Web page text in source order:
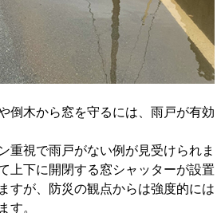
倒木から窓を守るには、雨戸が有効
重視で雨戸がない例が見受けられま
上下に開閉する窓シャッターが設置
すが、防災の観点からは強度的には
す。